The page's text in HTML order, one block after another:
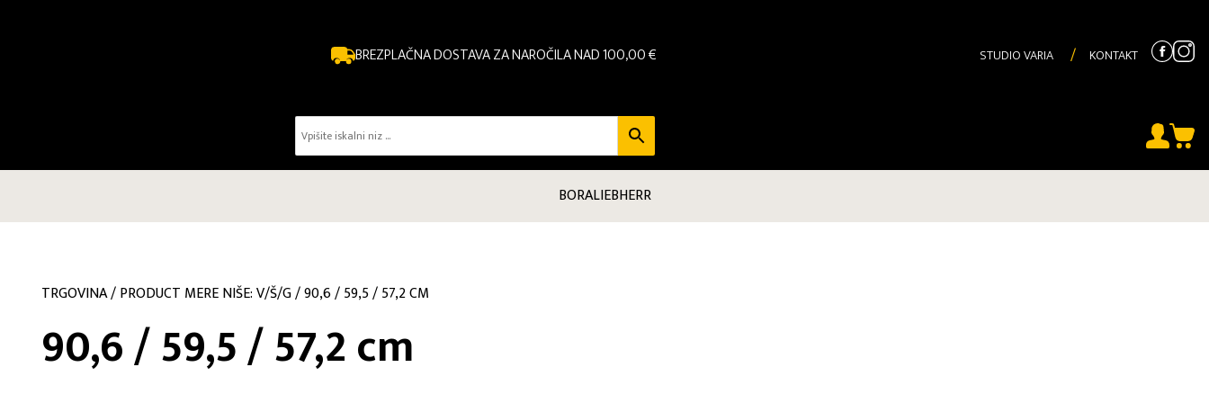
BREZPLAČNA DOSTAVA ZA NAROČILA NAD 100,00 € STUDIO VARIA KONTAKT
BORALIEBHERR
TRGOVINA/PRODUCT MERE NIŠE: V/Š/G/90,6 / 59,5 / 57,2 CM
90,6 / 59,5 / 57,2 cm